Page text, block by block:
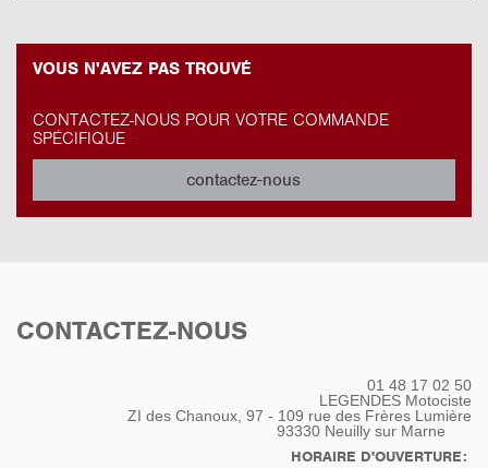
VOUS N'AVEZ PAS TROUVÉ
CONTACTEZ-NOUS POUR VOTRE COMMANDE
SPÉCIFIQUE
contactez-nous
CONTACTEZ-NOUS
01 48 17 02 50
LEGENDES Motociste
ZI des Chanoux, 97 - 109 rue des Frères Lumière
93330 Neuilly sur Marne
HORAIRE D'OUVERTURE: